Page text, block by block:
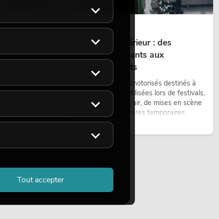
14.05.2026
Projecteurs à tête mobile d'extérieur : des
projecteurs à tête mobile résistants aux
intempéries pour les événements
Les lyres outdoor sont des projecteurs motorisés destinés à
une utilisation en extérieur. Elles sont utilisées lors de festivals,
de fêtes urbaines, de concerts en plein air, de mises en scène
architecturales et d’installations extérieures temporaires.
Lire maintenant
Tout accepter